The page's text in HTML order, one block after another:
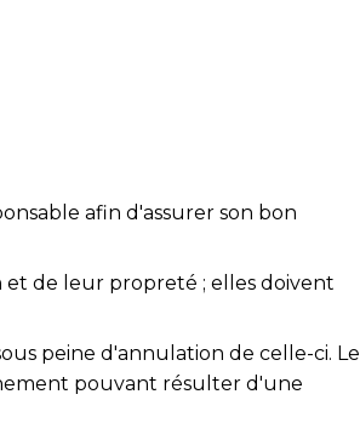
afin d'assurer son bon
et de leur propreté ; elles doivent
peine d'annulation de celle-ci. Le
pouvant résulter d'une